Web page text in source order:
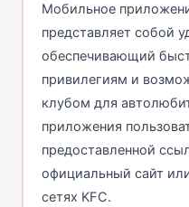
Мобильное
представляет собой
обеспечивающий
привилегиям и
клубом для
приложения
предоставленной
официальный сайт
сетях KFC.